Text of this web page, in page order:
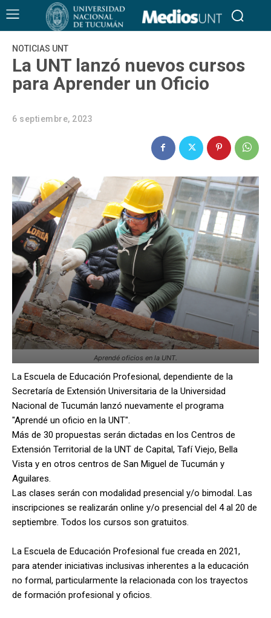
NOTICIAS UNT
La UNT lanzó nuevos cursos
para Aprender un Oficio
6 septiembre, 2023
Aprendé oficios en la UNT.
La Escuela de Educación Profesional, dependiente de la
Secretaría de Extensión Universitaria de la Universidad
Nacional de Tucumán lanzó nuevamente el programa
"Aprendé un oficio en la UNT".
Más de 30 propuestas serán dictadas en los Centros de
Extensión Territorial de la UNT de Capital, Tafí Viejo, Bella
Vista y en otros centros de San Miguel de Tucumán y
Aguilares.
Las clases serán con modalidad presencial y/o bimodal. Las
inscripciones se realizarán online y/o presencial del 4 al 20 de
septiembre. Todos los cursos son gratuitos.
La Escuela de Educación Profesional fue creada en 2021,
para atender iniciativas inclusivas inherentes a la educación
no formal, particularmente la relacionada con los trayectos
de formación profesional y oficios.